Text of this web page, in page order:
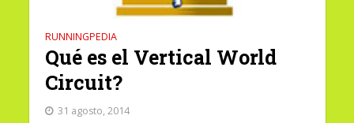
RUNNINGPEDIA
Qué es el Vertical World
Circuit?
31 agosto, 2014